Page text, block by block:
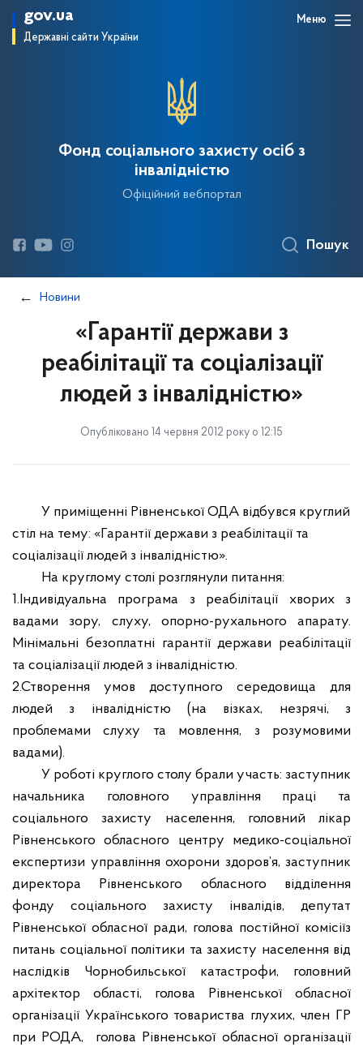
gov.ua
Державні сайти України
Меню
Фонд соціального захисту осіб з
інвалідністю
Офіційний вебпортал
Пошук
Новини
«Гарантії держави з
реабілітації та соціалізації
людей з інвалідністю»
Опубліковано 14 червня 2012 року о 12:15
У приміщенні Рівненської ОДА відбувся круглий
стіл на тему: «Гарантії держави з реабілітації та
соціалізації людей з інвалідністю».
На круглому столі розглянули питання:
1.Індивідуальна програма з реабілітації хворих з
вадами зору, слуху, опорно-рухального апарату.
Мінімальні безоплатні гарантії держави реабілітації
та соціалізації людей з інвалідністю.
2.Створення умов доступного середовища для
людей з інвалідністю (на візках, незрячі, з
проблемами слуху та мовлення, з розумовими
вадами).
У роботі круглого столу брали участь: заступник
начальника головного управління праці та
соціального захисту населення, головний лікар
Рівненського обласного центру медико-соціальної
експертизи управління охорони здоров’я, заступник
директора Рівненського обласного відділення
фонду соціального захисту інвалідів, депутат
Рівненської обласної ради, голова постійної комісіїз
питань соціальної політики та захисту населення від
наслідків Чорнобильської катастрофи, головний
архітектор області, голова Рівненської обласної
організації Українського товариства глухих, член ГР
при РОДА,
голова Рівненської обласної організації